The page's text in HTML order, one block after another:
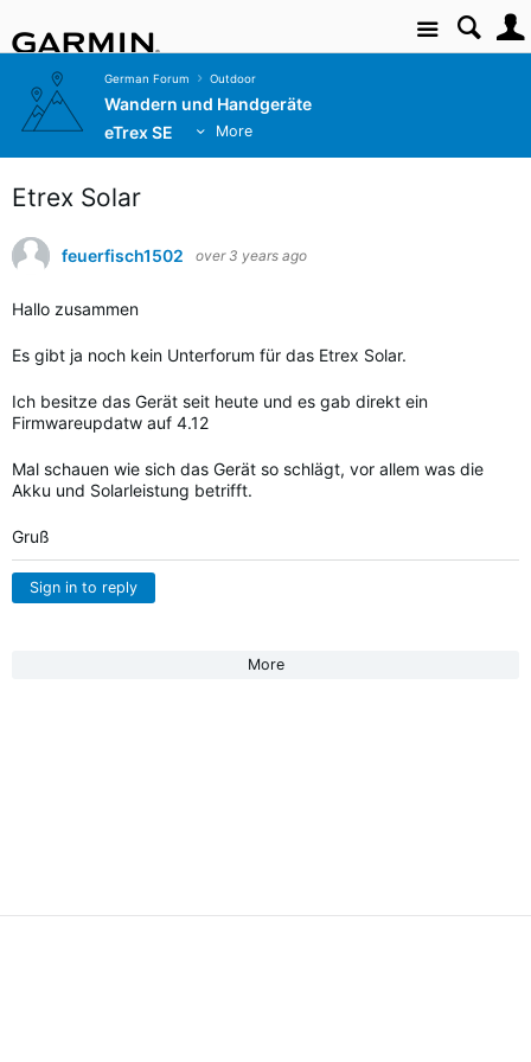
Site
German Forum Outdoor
Wandern und Handgeräte
eTrex SE
More
Etrex Solar
feuerfisch1502 over 3 years ago
Hallo zusammen
Es gibt ja noch kein Unterforum für das Etrex Solar.
Ich besitze das Gerät seit heute und es gab direkt ein
Firmwareupdatw auf 4.12
Mal schauen wie sich das Gerät so schlägt, vor allem was die
Akku und Solarleistung betrifft.
Gruß
Sign in to reply
More